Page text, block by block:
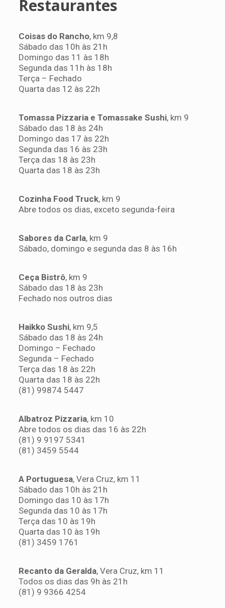
Restaurantes
Coisas do Rancho, km 9,8
Sábado das 10h às 21h
Domingo das 11 às 18h
Segunda das 11h às 18h
Terça – Fechado
Quarta das 12 às 22h
Tomassa Pizzaria e Tomassake Sushi, km 9
Sábado das 18 às 24h
Domingo das 17 às 22h
Segunda das 16 às 23h
Terça das 18 às 23h
Quarta das 18 às 23h
Cozinha Food Truck, km 9
Abre todos os dias, exceto segunda-feira
Sabores da Carla, km 9
Sábado, domingo e segunda das 8 às 16h
Ceça Bistrô, km 9
Sábado das 18 às 23h
Fechado nos outros dias
Haikko Sushi, km 9,5
Sábado das 18 às 24h
Domingo – Fechado
Segunda – Fechado
Terça das 18 às 22h
Quarta das 18 às 22h
(81) 99874 5447
Albatroz Pizzaria, km 10
Abre todos os dias das 16 às 22h
(81) 9 9197 5341
(81) 3459 5544
A Portuguesa, Vera Cruz, km 11
Sábado das 10h às 21h
Domingo das 10 às 17h
Segunda das 10 às 17h
Terça das 10 às 19h
Quarta das 10 às 19h
(81) 3459 1761
Recanto da Geralda, Vera Cruz, km 11
Todos os dias das 9h às 21h
(81) 9 9366 4254